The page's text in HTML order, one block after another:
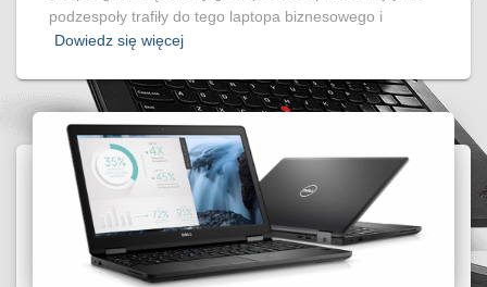
podzespoły trafiły do tego laptopa biznesowego i
Dowiedz się więcej